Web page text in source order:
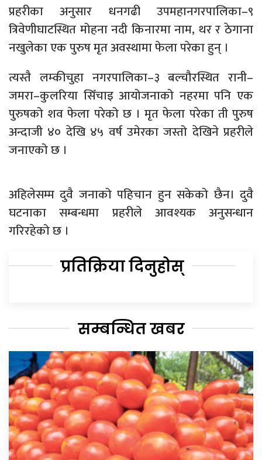
प्रहरीका अनुसार धनगढी उपमहानगरपालिका–९
त्रिवेणीघाटस्थित मोहना नदी किनारमा नाम, थर र ठेगाना
नखुलेका एक पुरुष मृत अवस्थामा फेला परेका हुन् ।
त्यस्तै लम्कीचुहा नगरपालिका–३ बल्चौरस्थित रानी–
जमरा–कुलरिया सिँचाइ आयोजनाको नहरमा पनि एक
पुरुषको शव फेला परेको छ । मृत फेला परेका ती पुरुष
अन्दाजी ४० देखि ४५ वर्ष उमेरका जस्तो देखिने प्रहरीले
जनाएको छ ।
अहिलेसम्म दुवै जनाको पहिचान हुन सकेको छैन। दुवै
घटनाका सम्बन्धमा प्रहरीले आवश्यक अनुसन्धान
गरिरहेको छ ।
प्रतिक्रिया दिनुहोस्
सम्बन्धित खबर